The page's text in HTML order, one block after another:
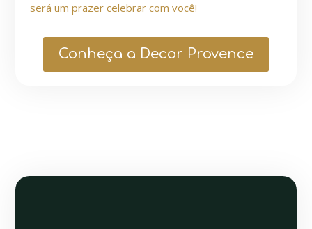
será um prazer celebrar com você!
Conheça a Decor Provence